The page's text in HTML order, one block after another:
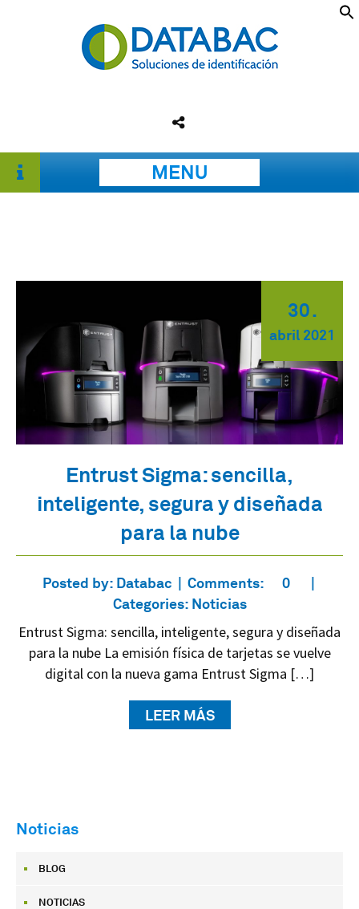
MENU
Entrust Sigma: sencilla,
inteligente, segura y diseñada
para la nube
30.
abril 2021
Posted by: Databac Comments:
0
Categories: Noticias
Entrust Sigma: sencilla, inteligente, segura y diseñada
para la nube La emisión física de tarjetas se vuelve
digital con la nueva gama Entrust Sigma […]
LEER MÁS
Noticias
BLOG
NOTICIAS